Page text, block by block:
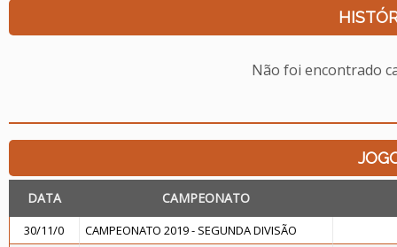
Não foi encontrado
DATA CAMPEONATO
30/11/0 CAMPEONATO 2019 - SEGUNDA DIVISÃO